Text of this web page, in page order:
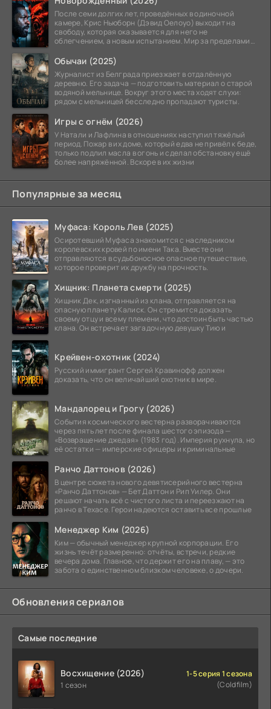
После семи долгих лет, проведённых в одиночной
камере, Крис Ньюборн (Дэвид Оелоуо) выходит на
свободу, которая оказывается для него не
облегчением, а новым испытанием. Мир за пределами
Обычаи (2025)
Журналист из Белграда приезжает в отдалённую
деревню. Его задача — подготовить материал о старой
водяной мельнице. Вокруг этого места ходят слухи:
рядом с мельницей бесследно пропадают туристы.
Игры с огнём (2026)
У Натали и Лафлина в отношениях наступил тяжёлый
период. Пожар в их доме, который едва не привёл к беде,
только подлил масла в огонь и сделал обстановку ещё
более напряжённой. Вскоре в их жизни
Популярные за месяц
Муфаса: Король Лев (2025)
Осиротевший Муфаса знакомится с наследником
королевских кровей по имени Така. Вместе они
отправляются в судьбоносное опасное путешествие,
которое проверит их дружбу на прочность.
Хищник: Планета смерти (2025)
Хищник Дек, изгнанный из клана, отправляется на
опасную планету Калиск. Он стремится доказать
своему отцу и всему племени, что достоин быть частью
клана. Он встречает загадочную девушку Тию и
Крейвен-охотник (2024)
Русский иммигрант Сергей Кравинофф должен
доказать, что он величайший охотник в мире.
Мандалорец и Грогу (2026)
События космического вестерна разворачиваются
через пять лет после финала шестого эпизода —
«Возвращение джедая» (1983 год). Империя рухнула, но
её остатки — имперские офицеры и криминальные
Ранчо Даттонов (2026)
В центре сюжета нового девятисерийного вестерна
«Ранчо Даттонов» — Бет Даттон и Рип Уилер. Они
решают начать всё с чистого листа и переезжают на
ранчо в Техасе. Герои надеются оставить все прошлые
Менеджер Ким (2026)
Ким — обычный менеджер крупной корпорации. Его
жизнь течёт размеренно: отчёты, встречи, редкие
вечера дома. Главное, что держит его на плаву, — это
забота о единственном близком человеке, о дочери.
Обновления сериалов
Самые последние
Восхищение (2026)
1 сезон
1-5 серия 1 сезона
(Coldfilm)